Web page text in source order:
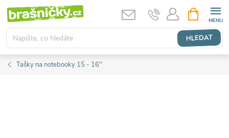
Přejít
obsah
HLEDAT
NÁKUPNÍ
KOŠÍK
Tašky na notebooky 15 - 16''